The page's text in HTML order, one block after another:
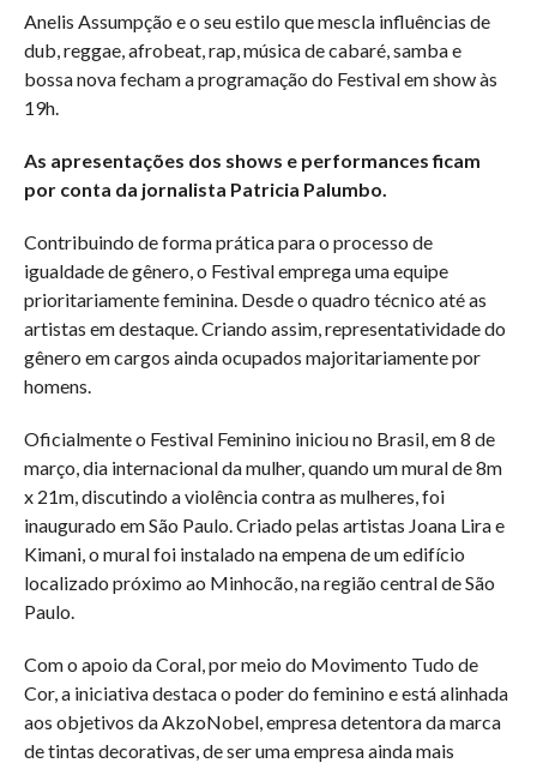
Anelis Assumpção e o seu estilo que mescla influências de
dub, reggae, afrobeat, rap, música de cabaré, samba e
bossa nova fecham a programação do Festival em show às
19h.
As apresentações dos shows e performances ficam
por conta da jornalista Patricia Palumbo.
Contribuindo de forma prática para o processo de
igualdade de gênero, o Festival emprega uma equipe
prioritariamente feminina. Desde o quadro técnico até as
artistas em destaque. Criando assim, representatividade do
gênero em cargos ainda ocupados majoritariamente por
homens.
Oficialmente o Festival Feminino iniciou no Brasil, em 8 de
março, dia internacional da mulher, quando um mural de 8m
x 21m, discutindo a violência contra as mulheres, foi
inaugurado em São Paulo. Criado pelas artistas Joana Lira e
Kimani, o mural foi instalado na empena de um edifício
localizado próximo ao Minhocão, na região central de São
Paulo.
Com o apoio da Coral, por meio do Movimento Tudo de
Cor, a iniciativa destaca o poder do feminino e está alinhada
aos objetivos da AkzoNobel, empresa detentora da marca
de tintas decorativas, de ser uma empresa ainda mais